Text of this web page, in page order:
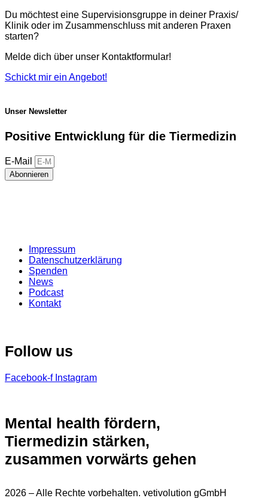
Du möchtest eine Supervisionsgruppe in deiner Praxis/
Klinik oder im Zusammenschluss mit anderen Praxen
starten?
Melde dich über unser Kontaktformular!
Schickt mir ein Angebot!
Unser Newsletter
Positive Entwicklung für die Tiermedizin
E-Mail
Abonnieren
Impressum
Datenschutzerklärung
Spenden
News
Podcast
Kontakt
Follow us
Facebook-f Instagram
Mental health fördern,
Tiermedizin stärken,
zusammen vorwärts gehen
2026 – Alle Rechte vorbehalten. vetivolution gGmbH